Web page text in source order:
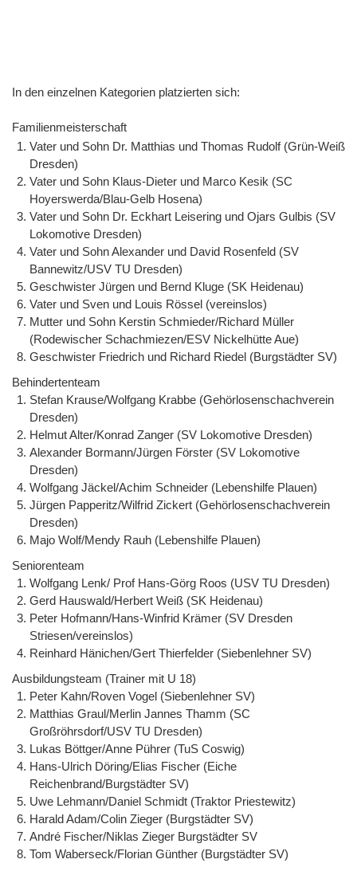
In den einzelnen Kategorien platzierten sich:
Familienmeisterschaft
Vater und Sohn Dr. Matthias und Thomas Rudolf (Grün-Weiß
Dresden)
Vater und Sohn Klaus-Dieter und Marco Kesik (SC
Hoyerswerda/Blau-Gelb Hosena)
Vater und Sohn Dr. Eckhart Leisering und Ojars Gulbis (SV
Lokomotive Dresden)
Vater und Sohn Alexander und David Rosenfeld (SV
Bannewitz/USV TU Dresden)
Geschwister Jürgen und Bernd Kluge (SK Heidenau)
Vater und Sven und Louis Rössel (vereinslos)
Mutter und Sohn Kerstin Schmieder/Richard Müller
(Rodewischer Schachmiezen/ESV Nickelhütte Aue)
Geschwister Friedrich und Richard Riedel (Burgstädter SV)
Behindertenteam
Stefan Krause/Wolfgang Krabbe (Gehörlosenschachverein
Dresden)
Helmut Alter/Konrad Zanger (SV Lokomotive Dresden)
Alexander Bormann/Jürgen Förster (SV Lokomotive
Dresden)
Wolfgang Jäckel/Achim Schneider (Lebenshilfe Plauen)
Jürgen Papperitz/Wilfrid Zickert (Gehörlosenschachverein
Dresden)
Majo Wolf/Mendy Rauh (Lebenshilfe Plauen)
Seniorenteam
Wolfgang Lenk/ Prof Hans-Görg Roos (USV TU Dresden)
Gerd Hauswald/Herbert Weiß (SK Heidenau)
Peter Hofmann/Hans-Winfrid Krämer (SV Dresden
Striesen/vereinslos)
Reinhard Hänichen/Gert Thierfelder (Siebenlehner SV)
Ausbildungsteam (Trainer mit U 18)
Peter Kahn/Roven Vogel (Siebenlehner SV)
Matthias Graul/Merlin Jannes Thamm (SC
Großröhrsdorf/USV TU Dresden)
Lukas Böttger/Anne Pührer (TuS Coswig)
Hans-Ulrich Döring/Elias Fischer (Eiche
Reichenbrand/Burgstädter SV)
Uwe Lehmann/Daniel Schmidt (Traktor Priestewitz)
Harald Adam/Colin Zieger (Burgstädter SV)
André Fischer/Niklas Zieger Burgstädter SV
Tom Waberseck/Florian Günther (Burgstädter SV)